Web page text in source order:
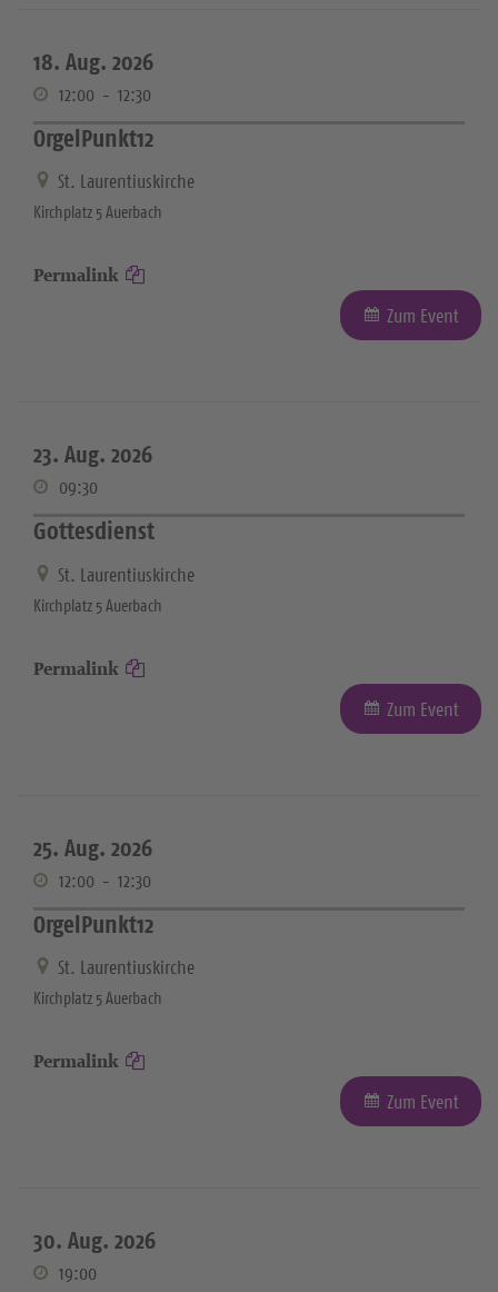
18. Aug. 2026
12:00 - 12:30
OrgelPunkt12
St. Laurentiuskirche
Kirchplatz 5 Auerbach
Permalink
Zum Event
23. Aug. 2026
09:30
Gottesdienst
St. Laurentiuskirche
Kirchplatz 5 Auerbach
Permalink
Zum Event
25. Aug. 2026
12:00 - 12:30
OrgelPunkt12
St. Laurentiuskirche
Kirchplatz 5 Auerbach
Permalink
Zum Event
30. Aug. 2026
19:00